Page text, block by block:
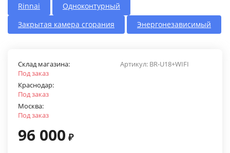
Rinnai
Одноконтурный
Закрытая камера сгорания
Энергонезависимый
Артикул: BR-U18+WIFI
Склад магазина:
Под заказ
Краснодар:
Под заказ
Москва:
Под заказ
96 000 ₽